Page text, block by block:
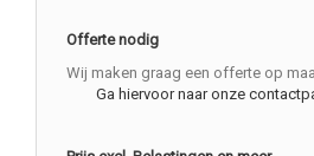
Offerte nodig
Wij maken graag een offerte op
Ga hiervoor naar onze